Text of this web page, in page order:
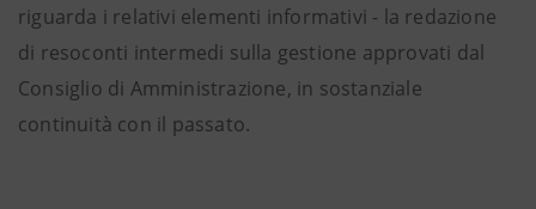
riguarda i relativi elementi informativi - la redazione
di resoconti intermedi sulla gestione approvati dal
Consiglio di Amministrazione, in sostanziale
continuità con il passato.